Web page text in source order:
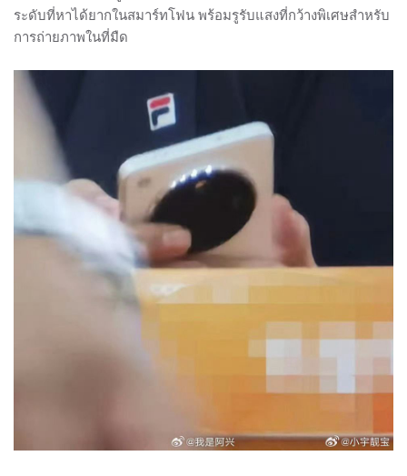
ระดับที่หาได้ยากในสมาร์ทโฟน พร้อมรูรับแสงที่กว้างพิเศษสำหรับ
การถ่ายภาพในที่มืด